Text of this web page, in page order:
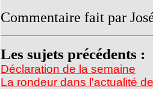
Commentaire fait par
Les sujets précédents :
Déclaration de la semaine
La rondeur dans l'actualité